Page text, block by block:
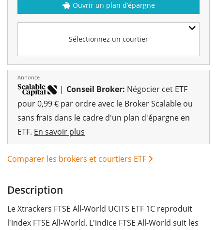
Sélectionnez un courtier
Ouvrir un plan d’épargne
Annonce
| Conseil Broker: Négocier cet ETF
pour 0,99 € par ordre avec le Broker Scalable ou
sans frais dans le cadre d'un plan d'épargne en
ETF. En savoir plus
Comparer les brokers et courtiers ETF
Description
Le Xtrackers FTSE All-World UCITS ETF 1C reproduit
l'index FTSE All-World. L'indice FTSE All-World suit les